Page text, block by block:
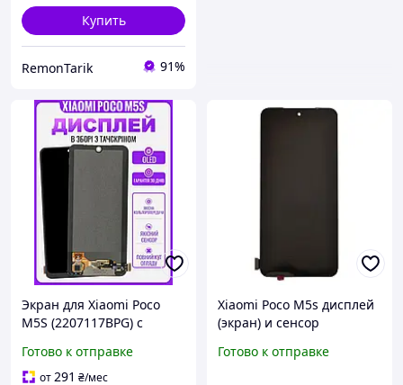
Купить
RemonTarik 91%
Экран для Xiaomi Poco
M5S (2207117BPG) с
(OLED) + клей герметик
Готово к отправке
от291 ₴/мес
Xiaomi Poco M5s дисплей
(экран) и сенсор
Готово к отправке